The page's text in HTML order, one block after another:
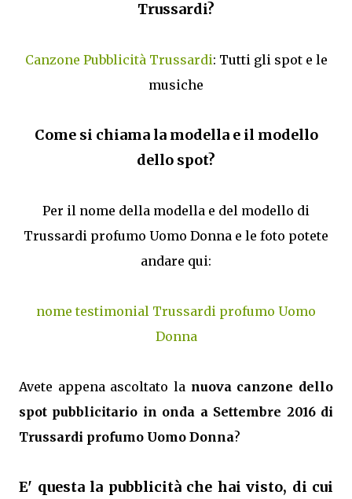
Trussardi?
Canzone Pubblicità Trussardi: Tutti gli spot e le
musiche
Come si chiama la modella e il modello
dello spot?
Per il nome della modella e del modello di
Trussardi profumo Uomo Donna e le foto potete
andare qui:
nome testimonial Trussardi profumo Uomo
Donna
Avete appena ascoltato la nuova canzone dello
spot pubblicitario in onda a Settembre 2016 di
Trussardi profumo Uomo Donna?
E' questa la pubblicità che hai visto, di cui